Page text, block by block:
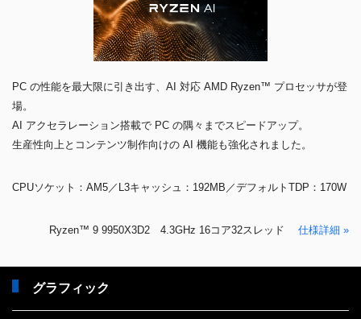
PC の性能を最大限に引き出す、AI 対応 AMD Ryzen™ プロセッサが登
場。
AI アクセラレーション搭載で PC の隅々までスピードアップ。
生産性向上とコンテンツ制作向けの AI 機能も強化されました。
CPUソケット：AM5／L3キャッシュ：192MB／デフォルトTDP：170W
Ryzen™ 9 9950X3D2 4.3GHz 16コア32スレッド 仕様詳細 »
グラフィック